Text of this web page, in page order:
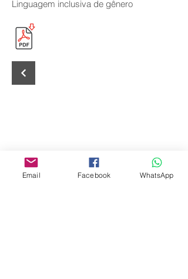
Linguagem inclusiva de gênero
Email Facebook WhatsApp